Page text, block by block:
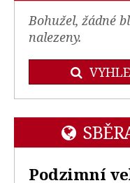
Bohužel, žádné
nalezeny.
Podzimní